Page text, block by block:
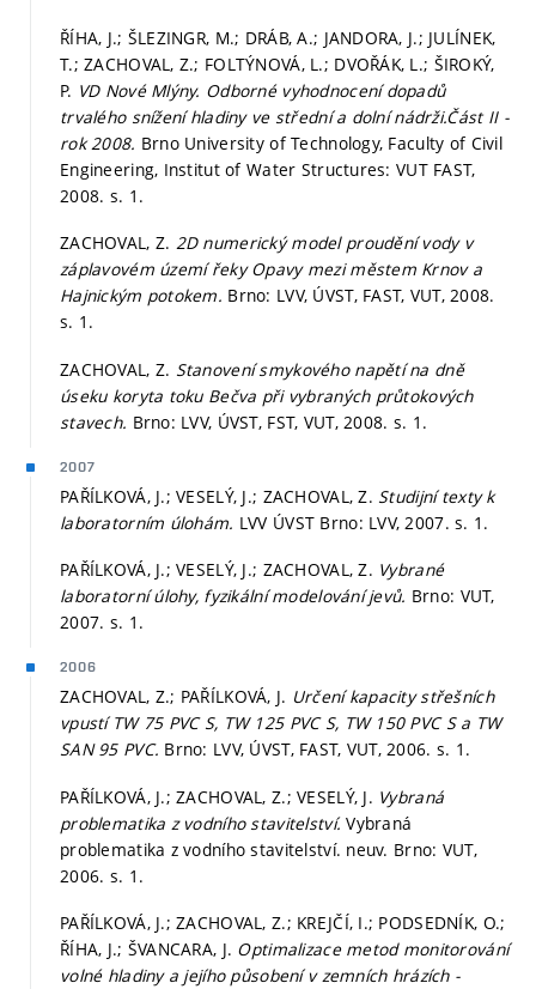
ŘÍHA, J.; ŠLEZINGR, M.; DRÁB, A.; JANDORA, J.; JULÍNEK,
T.; ZACHOVAL, Z.; FOLTÝNOVÁ, L.; DVOŘÁK, L.; ŠIROKÝ,
P. VD Nové Mlýny. Odborné vyhodnocení dopadů
trvalého snížení hladiny ve střední a dolní nádrži.Část II -
rok 2008. Brno University of Technology, Faculty of Civil
Engineering, Institut of Water Structures: VUT FAST,
2008. s. 1.
ZACHOVAL, Z. 2D numerický model proudění vody v
záplavovém území řeky Opavy mezi městem Krnov a
Hajnickým potokem. Brno: LVV, ÚVST, FAST, VUT, 2008.
s. 1.
ZACHOVAL, Z. Stanovení smykového napětí na dně
úseku koryta toku Bečva při vybraných průtokových
stavech. Brno: LVV, ÚVST, FST, VUT, 2008. s. 1.
2007
PAŘÍLKOVÁ, J.; VESELÝ, J.; ZACHOVAL, Z. Studijní texty k
laboratorním úlohám. LVV ÚVST Brno: LVV, 2007.s. 1.
PAŘÍLKOVÁ, J.; VESELÝ, J.; ZACHOVAL, Z. Vybrané
laboratorní úlohy, fyzikální modelování jevů. Brno: VUT,
2007. s. 1.
2006
ZACHOVAL, Z.; PAŘÍLKOVÁ, J. Určení kapacity střešních
vpustí TW 75 PVC S, TW 125 PVC S, TW 150 PVC S a TW
SAN 95 PVC. Brno: LVV, ÚVST, FAST, VUT, 2006. s. 1.
PAŘÍLKOVÁ, J.; ZACHOVAL, Z.; VESELÝ, J. Vybraná
problematika z vodního stavitelství.Vybraná
problematika z vodního stavitelství. neuv. Brno: VUT,
2006. s. 1.
PAŘÍLKOVÁ, J.; ZACHOVAL, Z.; KREJČÍ, I.; PODSEDNÍK, O.;
ŘÍHA, J.; ŠVANCARA, J. Optimalizace metod monitorování
volné hladiny a jejího působení v zemních hrázích -